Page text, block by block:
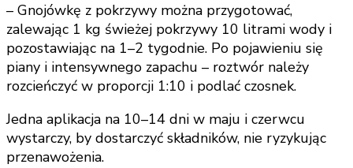
– Gnojówkę z pokrzywy można przygotować,
zalewając 1 kg świeżej pokrzywy 10 litrami wody i
pozostawiając na 1–2 tygodnie. Po pojawieniu się
piany i intensywnego zapachu – roztwór należy
rozcieńczyć w proporcji 1:10 i podlać czosnek.
Jedna aplikacja na 10–14 dni w maju i czerwcu
wystarczy, by dostarczyć składników, nie ryzykując
przenawożenia.